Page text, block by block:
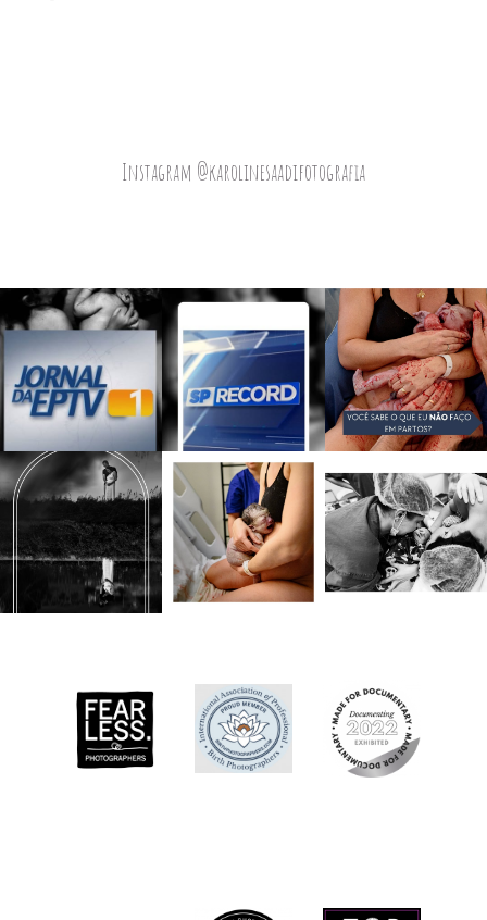
Instagram @karolinesaadifotografia